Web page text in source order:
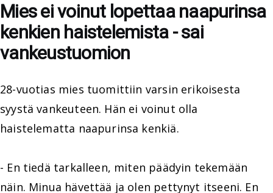
Mies ei voinut lopettaa naapurinsa
kenkien haistelemista - sai
vankeustuomion
28-vuotias mies tuomittiin varsin erikoisesta
syystä vankeuteen. Hän ei voinut olla
haistelematta naapurinsa kenkiä.
- En tiedä tarkalleen, miten päädyin tekemään
näin. Minua hävettää ja olen pettynyt itseeni. En